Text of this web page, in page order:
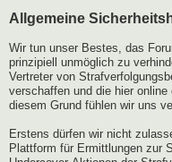
Allgemeine
Wir tun unser Bestes, das
prinzipiell unmöglich zu
Vertreter von
verschaffen und die hier
diesem Grund fühlen wir uns
Erstens dürfen wir nicht
Plattform für Ermittlungen zur